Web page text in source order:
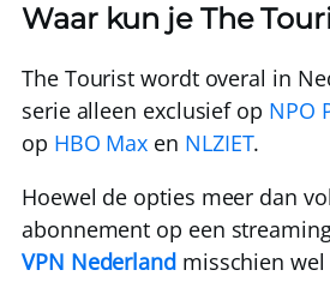
Waar kun je The
The Tourist wordt overal in
serie alleen exclusief op NPO
op HBO Max en NLZIET.
Hoewel de opties meer dan
abonnement op een
VPN Nederlandmisschien wel